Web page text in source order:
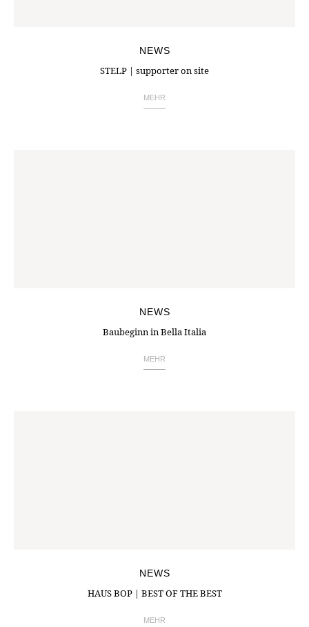
NEWS
STELP | supporter on site
MEHR
NEWS
Baubeginn in Bella Italia
MEHR
NEWS
HAUS BOP | BEST OF THE BEST
MEHR